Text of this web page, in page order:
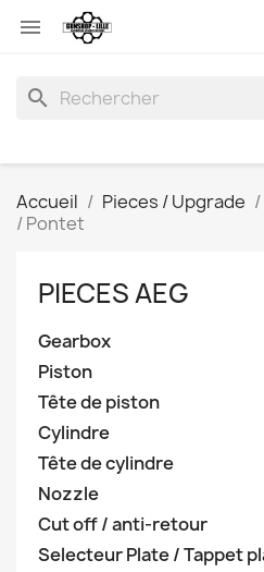

search
Accueil Pieces / Upgrade
/ Pontet
PIECES AEG
Gearbox
Piston
Tête de piston
Cylindre
Tête de cylindre
Nozzle
Cut off / anti-retour
Selecteur Plate / Tappet